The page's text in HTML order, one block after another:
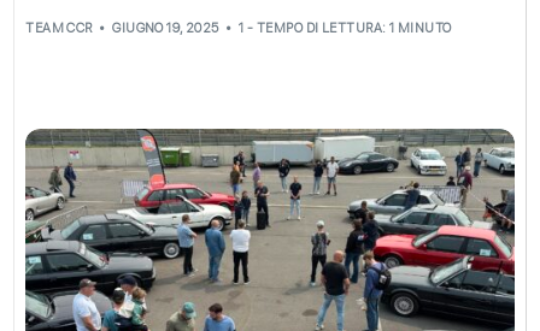
TEAM CCR GIUGNO 19, 2025 1 - TEMPO DI LETTURA: 1 MINUTO